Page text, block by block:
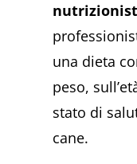
una dieta
peso,
stato di
cane.